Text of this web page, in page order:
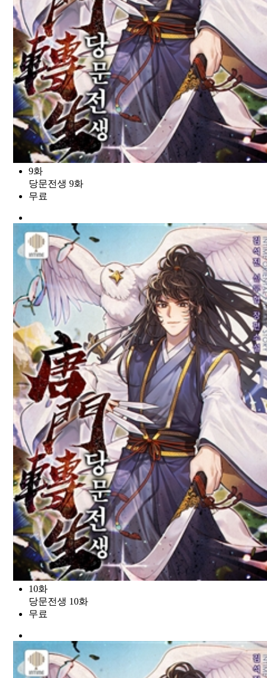
9화
당문전생 9화
무료
10화
당문전생 10화
무료